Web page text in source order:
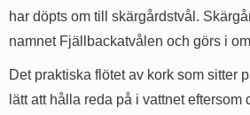
har döpts om till skärgårdstvål.
namnet Fjällbackatvålen och görs i
Det praktiska flötet av kork som sitter
lätt att hålla reda på i vattnet